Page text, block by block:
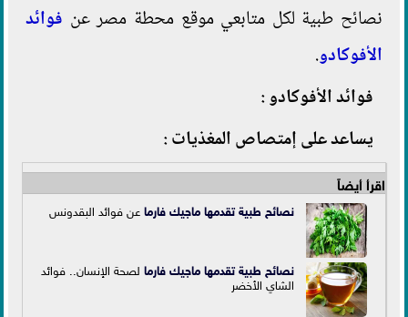
نصائح طبية لكل متابعي موقع محطة مصر عن فوائد
الأفوكادو.
فوائد الأفوكادو :
يساعد على إمتصاص المغذيات :
اقرأ أيضاً
نصائح طبية تقدمهاماجيك فارماعن فوائد البقدونس
نصائح طبية تقدمها ماجيك فارما لصحة الإنسان.. فوائد
الشاي الأخضر